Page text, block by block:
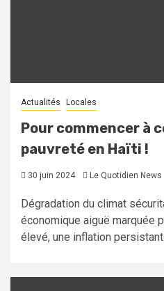
Actualités Locales
Pour commencer à
pauvreté en Haïti !
30 juin 2024 Le Quotidien News
Dégradation du climat
économique aiguë marquée
élevé, une inflation